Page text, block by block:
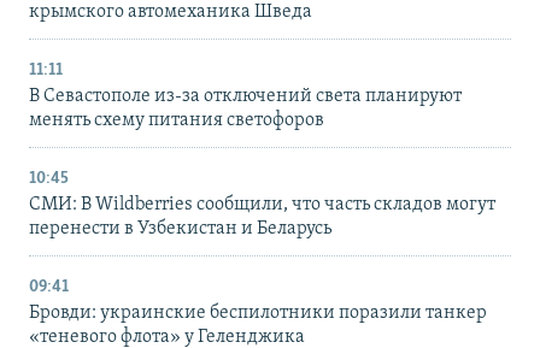
крымского автомеханика Шведа
11:11
В Севастополе из-за отключений света планируют
менять схему питания светофоров
10:45
СМИ: В Wildberries сообщили, что часть складов могут
перенести в Узбекистан и Беларусь
09:41
Бровди: украинские беспилотники поразили танкер
«теневого флота» у Геленджика